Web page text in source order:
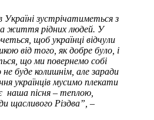
Україні зустрічатиметься з
життя рідних людей. У
щоб українці відчули
від того, як добре було, і
що ми повернемо собі
буде колишнім, але заради
українців мусимо плекати
наша пісня – теплою,
щасливого Різдва”, –